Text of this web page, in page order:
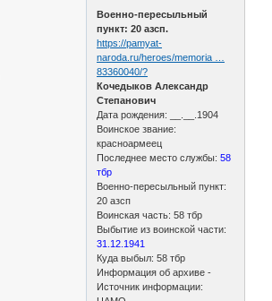
Военно-пересыльный
пункт: 20 азсп.
https://pamyat-
naroda.ru/heroes/memoria …
83360040/?
Кочедыков Александр
Степанович
Дата рождения: __.__.1904
Воинское звание:
красноармеец
Последнее место службы:58
тбр
Военно-пересыльный пункт:
20 азсп
Воинская часть: 58 тбр
Выбытие из воинской части:
31.12.1941
Куда выбыл: 58 тбр
Информация об архиве -
Источник информации: